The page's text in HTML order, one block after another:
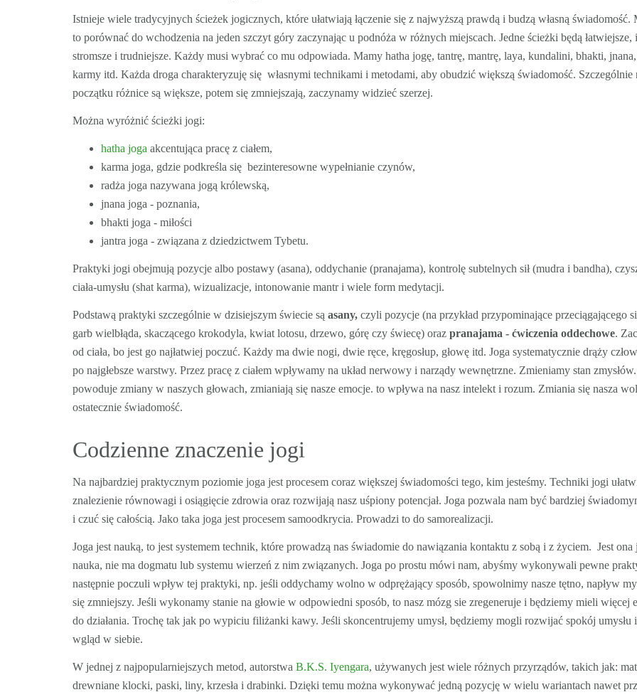
Istnieje wiele tradycyjnych ścieżek jogicznych, które ułatwiają łączenie się z najwyższą prawdą i budzą własną świadomość.
to porównać do wchodzenia na jeden szczyt góry zaczynając u podnóża w różnych miejscach. Jedne ścieżki będą łatwiejsze,
stromsze i trudniejsze. Każdy musi wybrać co mu odpowiada. Mamy hatha jogę, tantrę, mantrę, laya, kundalini, bhakti,
karmy itd. Każda droga charakteryzuję się własnymi technikami i metodami, aby obudzić większą świadomość. Szczególnie
początku różnice są większe, potem się zmniejszają, zaczynamy widzieć szerzej.
Można wyróżnić ścieżki jogi:
hatha joga akcentująca pracę z ciałem,
karma joga, gdzie podkreśla się bezinteresowne wypełnianie czynów,
radża joga nazywana jogą królewską,
jnana joga - poznania,
bhakti joga - miłości
jantra joga - związana z dziedzictwem Tybetu.
Praktyki jogi obejmują pozycje albo postawy (asana), oddychanie (pranajama), kontrolę subtelnych sił (mudra i bandha),
ciała-umysłu (shat karma), wizualizacje, intonowanie mantr i wiele form medytacji.
Podstawą praktyki szczególnie w dzisiejszym świecie są asany, czyli pozycje (na przykład przypominające przeciągającego
garb wielbłąda, skaczącego krokodyla, kwiat lotosu, drzewo, górę czy świecę) oraz pranajama - ćwiczenia oddechowe.
od ciała, bo jest go najłatwiej poczuć. Każdy ma dwie nogi, dwie ręce, kręgosłup, głowę itd. Joga systematycznie drąży
po najgłebsze warstwy. Przez pracę z ciałem wpływamy na układ nerwowy i narządy wewnętrzne. Zmieniamy stan
powoduje zmiany w naszych głowach, zmianiają się nasze emocje. to wpływa na nasz intelekt i rozum. Zmiania się nasza
ostatecznie świadomość.
Codzienne znaczenie jogi
Na najbardziej praktycznym poziomie joga jest procesem coraz większej świadomości tego, kim jesteśmy. Techniki jogi
znalezienie równowagi i osiągięcie zdrowia oraz rozwijają nasz uśpiony potencjał. Joga pozwala nam być bardziej
i czuć się całością. Jako taka joga jest procesem samoodkrycia. Prowadzi to do samorealizacji.
Joga jest nauką, to jest systemem technik, które prowadzą nas świadomie do nawiązania kontaktu z sobą i z życiem. Jest ona
nauka, nie ma dogmatu lub systemu wierzeń z nim związanych. Joga po prostu mówi nam, abyśmy wykonywali pewne
następnie poczuli wpływ tej praktyki, np. jeśli oddychamy wolno w odprężający sposób, spowolnimy nasze tętno, napływ
się zmniejszy. Jeśli wykonamy stanie na głowie w odpowiedni sposób, to nasz mózg sie zregeneruje i będziemy mieli więcej
do działania. Trochę tak jak po wypiciu filiżanki kawy. Jeśli skoncentrujemy umysł, będziemy mogli rozwijać spokój umysłu i
wgląd w siebie.
W jednej z najpopularniejszych metod, autorstwa B.K.S. Iyengara, używanych jest wiele różnych przyrządów, takich jak:
drewniane klocki, paski, liny, krzesła i drabinki. Dzięki temu można wykonywać jedną pozycję w wielu wariantach nawet